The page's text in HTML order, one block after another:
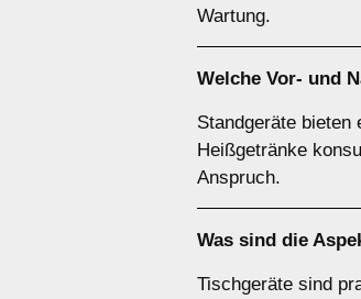
Wartung.
Welche Vor- und
Standgeräte bieten
Heißgetränke
Anspruch.
Was sind die
Tischgeräte sind